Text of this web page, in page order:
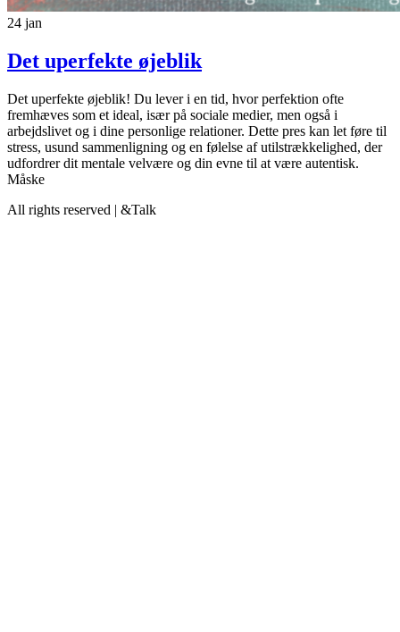
24 jan
Det uperfekte øjeblik
Det uperfekte øjeblik! Du lever i en tid, hvor perfektion ofte
fremhæves som et ideal, især på sociale medier, men også i
arbejdslivet og i dine personlige relationer. Dette pres kan let føre til
stress, usund sammenligning og en følelse af utilstrækkelighed, der
udfordrer dit mentale velvære og din evne til at være autentisk.
Måske
All rights reserved | &Talk